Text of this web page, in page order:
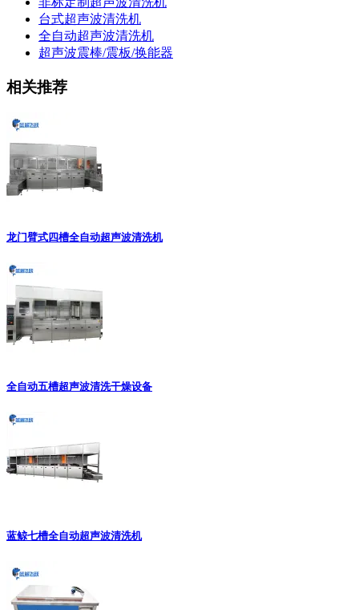
台式超声波清洗机
全自动超声波清洗机
超声波震棒/震板/换能器
相关推荐
龙门臂式四槽全自动超声波清洗机
全自动五槽超声波清洗干燥设备
蓝鲸七槽全自动超声波清洗机